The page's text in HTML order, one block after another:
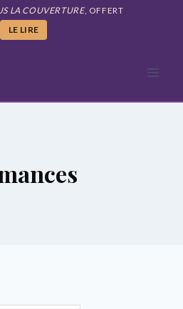
LA COUVERTURE, OFFERT
LE LIRE